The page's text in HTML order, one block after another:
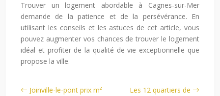
Trouver un logement abordable à Cagnes-sur-Mer
demande de la patience et de la persévérance. En
utilisant les conseils et les astuces de cet article, vous
pouvez augmenter vos chances de trouver le logement
idéal et profiter de la qualité de vie exceptionnelle que
propose la ville.
Joinville-le-pont prix m²
Les 12 quartiers de